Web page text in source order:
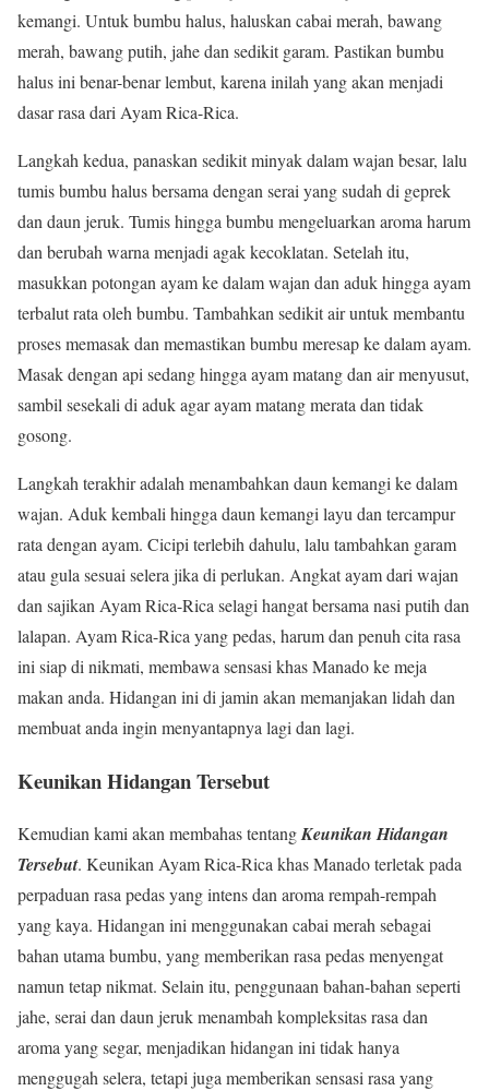
kemangi. Untuk bumbu halus, haluskan cabai merah, bawang
merah, bawang putih, jahe dan sedikit garam. Pastikan bumbu
halus ini benar-benar lembut, karena inilah yang akan menjadi
dasar rasa dari Ayam Rica-Rica.
Langkah kedua, panaskan sedikit minyak dalam wajan besar, lalu
tumis bumbu halus bersama dengan serai yang sudah di geprek
dan daun jeruk. Tumis hingga bumbu mengeluarkan aroma harum
dan berubah warna menjadi agak kecoklatan. Setelah itu,
masukkan potongan ayam ke dalam wajan dan aduk hingga ayam
terbalut rata oleh bumbu. Tambahkan sedikit air untuk membantu
proses memasak dan memastikan bumbu meresap ke dalam ayam.
Masak dengan api sedang hingga ayam matang dan air menyusut,
sambil sesekali di aduk agar ayam matang merata dan tidak
gosong.
Langkah terakhir adalah menambahkan daun kemangi ke dalam
wajan. Aduk kembali hingga daun kemangi layu dan tercampur
rata dengan ayam. Cicipi terlebih dahulu, lalu tambahkan garam
atau gula sesuai selera jika di perlukan. Angkat ayam dari wajan
dan sajikan Ayam Rica-Rica selagi hangat bersama nasi putih dan
lalapan. Ayam Rica-Rica yang pedas, harum dan penuh cita rasa
ini siap di nikmati, membawa sensasi khas Manado ke meja
makan anda. Hidangan ini di jamin akan memanjakan lidah dan
membuat anda ingin menyantapnya lagi dan lagi.
Keunikan Hidangan Tersebut
Kemudian kami akan membahas tentangKeunikan Hidangan
Tersebut. Keunikan Ayam Rica-Rica khas Manado terletak pada
perpaduan rasa pedas yang intens dan aroma rempah-rempah
yang kaya. Hidangan ini menggunakan cabai merah sebagai
bahan utama bumbu, yang memberikan rasa pedas menyengat
namun tetap nikmat. Selain itu, penggunaan bahan-bahan seperti
jahe, serai dan daun jeruk menambah kompleksitas rasa dan
aroma yang segar, menjadikan hidangan ini tidak hanya
menggugah selera, tetapi juga memberikan sensasi rasa yang